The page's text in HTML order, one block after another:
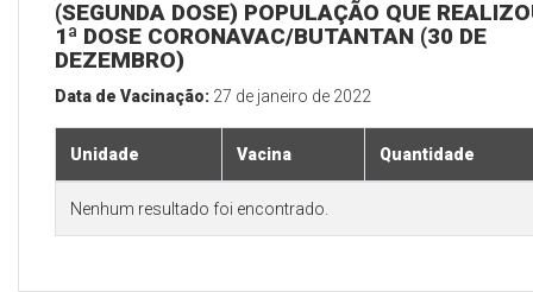
(SEGUNDA DOSE) POPULAÇÃO QUE
1ª DOSE CORONAVAC/BUTANTAN (30 DE
DEZEMBRO)
Data de Vacinação: 27 de janeiro de 2022
Unidade Vacina Quantidade
Nenhum resultado foi encontrado.